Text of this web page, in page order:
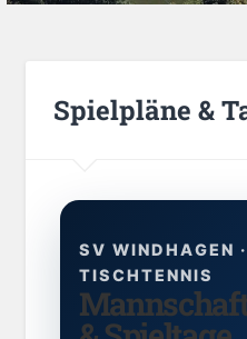
Spielpläne &
SV WINDHAGEN
TISCHTENNIS